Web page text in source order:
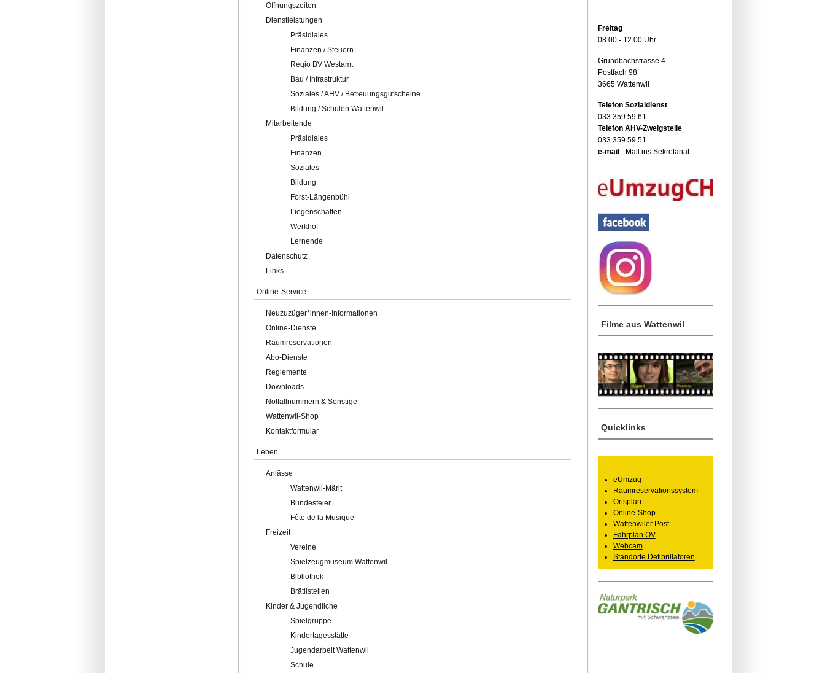
Öffnungszeiten
Dienstleistungen
Präsidiales
Finanzen / Steuern
Regio BV Westamt
Bau / Infrastruktur
Soziales / AHV / Betreuungsgutscheine
Bildung / Schulen Wattenwil
Mitarbeitende
Präsidiales
Finanzen
Soziales
Bildung
Forst-Längenbühl
Liegenschaften
Werkhof
Lernende
Datenschutz
Links
Online-Service
Neuzuzüger*innen-Informationen
Online-Dienste
Raumreservationen
Abo-Dienste
Reglemente
Downloads
Notfallnummern & Sonstige
Wattenwil-Shop
Kontaktformular
Leben
Anlässe
Wattenwil-Märit
Bundesfeier
Fête de la Musique
Freizeit
Vereine
Spielzeugmuseum Wattenwil
Bibliothek
Brätlistellen
Kinder & Jugendliche
Spielgruppe
Kindertagesstätte
Jugendarbeit Wattenwil
Schule
Freitag
08.00 - 12.00 Uhr
Grundbachstrasse 4
Postfach 98
3665 Wattenwil
Telefon Sozialdienst
033 359 59 61
Telefon AHV-Zweigstelle
033 359 59 51
e-mail - Mail ins Sekretariat
Filme aus Wattenwil
Quicklinks
eUmzug
Raumreservationssystem
Ortsplan
Online-Shop
Wattenwiler Post
Fahrplan ÖV
Webcam
Standorte Defibrillatoren